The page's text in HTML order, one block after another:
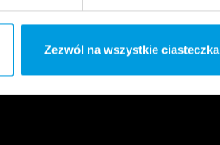
Zezwól na wszystkie ciasteczka